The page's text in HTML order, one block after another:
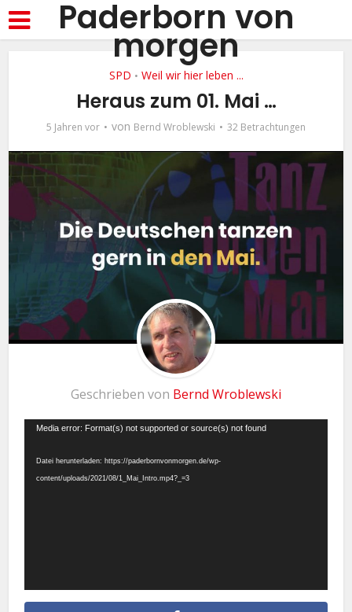
Paderborn von
morgen
SPD • Weil wir hier leben ...
Heraus zum 01. Mai …
5 Jahren vor von Bernd Wroblewski 32 Betrachtungen
Geschrieben von Bernd Wroblewski
Video-
Media error: Format(s) not supported or source(s) not found
Datei herunterladen: https://paderbornvonmorgen.de/wp-
content/uploads/2021/08/1_Mai_Intro.mp4?_=3